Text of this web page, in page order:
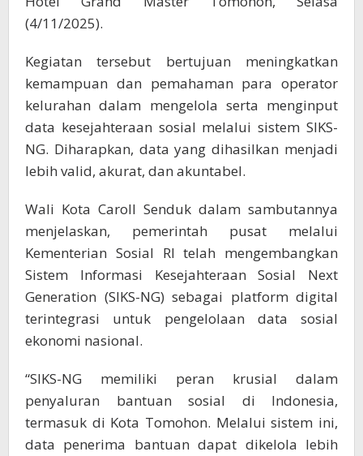
(4/11/2025).
Kegiatan tersebut bertujuan meningkatkan
kemampuan dan pemahaman para operator
kelurahan dalam mengelola serta menginput
data kesejahteraan sosial melalui sistem SIKS-
NG. Diharapkan, data yang dihasilkan menjadi
lebih valid, akurat, dan akuntabel.
Wali Kota Caroll Senduk dalam sambutannya
menjelaskan, pemerintah pusat melalui
Kementerian Sosial RI telah mengembangkan
Sistem Informasi Kesejahteraan Sosial Next
Generation (SIKS-NG) sebagai platform digital
terintegrasi untuk pengelolaan data sosial
ekonomi nasional.
“SIKS-NG memiliki peran krusial dalam
penyaluran bantuan sosial di Indonesia,
termasuk di Kota Tomohon. Melalui sistem ini,
data penerima bantuan dapat dikelola lebih